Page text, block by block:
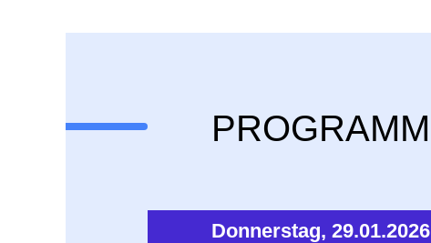
PROGRAMM
Donnerstag, 29.01.2026